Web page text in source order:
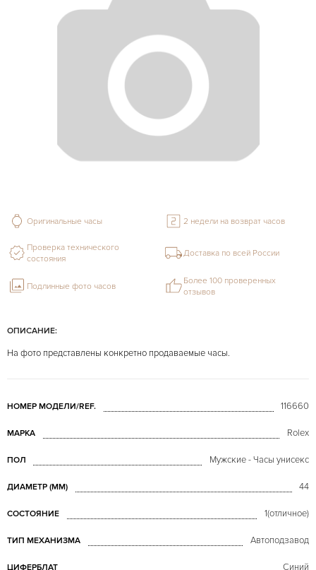
ОПИСАНИЕ:
На фото представлены конкретно продаваемые часы.
НОМЕР МОДЕЛИ/REF. 116660
МАРКА Rolex
ПОЛ Мужские - Часы унисекс
ДИАМЕТР (MM) 44
СОСТОЯНИЕ 1(отличное)
ТИП МЕХАНИЗМА Автоподзавод
ЦИФЕРБЛАТ Синий
Оригинальные часы 2 недели на возврат часов
Проверка технического
состояния
Доставка по всей России
Подлинные фото часов
Более 100 проверенных
отзывов